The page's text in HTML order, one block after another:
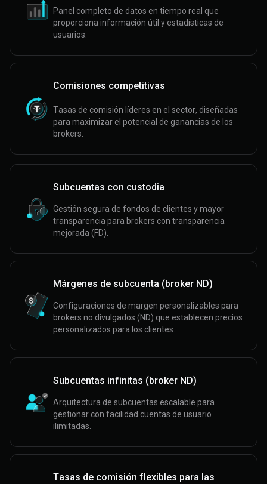
Panel completo de datos en tiempo real que
proporciona información útil y estadísticas de
usuarios.
Comisiones competitivas
Tasas de comisión líderes en el sector, diseñadas
para maximizar el potencial de ganancias de los
brokers.
Subcuentas con custodia
Gestión segura de fondos de clientes y mayor
transparencia para brokers con transparencia
mejorada (FD).
Márgenes de subcuenta (broker ND)
Configuraciones de margen personalizables para
brokers no divulgados (ND) que establecen precios
personalizados para los clientes.
Subcuentas infinitas (broker ND)
Arquitectura de subcuentas escalable para
gestionar con facilidad cuentas de usuario
ilimitadas.
Tasas de comisión flexibles para las